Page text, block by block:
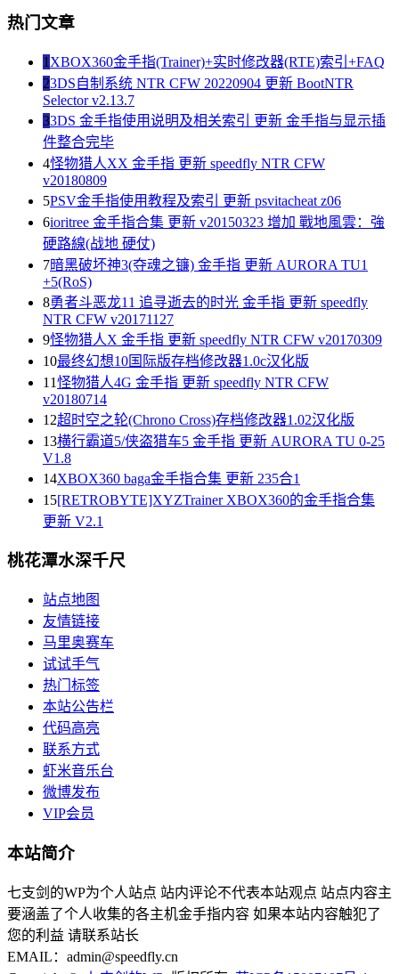
热门文章
1 XBOX360金手指(Trainer)+实时修改器(RTE)索引+FAQ
23DS自制系统 NTR CFW 20220904 更新 BootNTR
Selector v2.13.7
33DS 金手指使用说明及相关索引 更新 金手指与显示插
件整合完毕
4怪物猎人XX 金手指 更新 speedfly NTR CFW
v20180809
5PSV金手指使用教程及索引 更新 psvitacheat z06
6ioritree 金手指合集 更新 v20150323 增加 戰地風雲：強
硬路線(战地 硬仗)
7暗黑破坏神3(夺魂之镰) 金手指 更新 AURORA TU1
+5(RoS)
8勇者斗恶龙11 追寻逝去的时光 金手指 更新 speedfly
NTR CFW v20171127
9怪物猎人X 金手指 更新 speedfly NTR CFW v20170309
10最终幻想10国际版存档修改器1.0c汉化版
11怪物猎人4G 金手指 更新 speedfly NTR CFW
v20180714
12超时空之轮(Chrono Cross)存档修改器1.02汉化版
13横行霸道5/侠盗猎车5 金手指 更新 AURORA TU 0-25
V1.8
14XBOX360 baga金手指合集 更新 235合1
15[RETROBYTE]XYZTrainer XBOX360的金手指合集
更新 V2.1
桃花潭水深千尺
站点地图
友情链接
马里奥赛车
试试手气
热门标签
本站公告栏
代码高亮
联系方式
虾米音乐台
微博发布
VIP会员
本站简介
七支剑的WP为个人站点 站内评论不代表本站观点 站点内容主
要涵盖了个人收集的各主机金手指内容 如果本站内容触犯了
您的利益 请联系站长
EMAIL：admin@speedfly.cn